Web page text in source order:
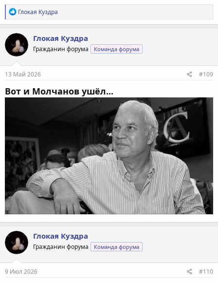
Р
е
а
к
ц
и
и
:
Глокая Куздра
Глокая Куздра
Гражданин форума Команда форума
13 Май 2026 #109
Вот и Молчанов ушёл...
Глокая Куздра
Гражданин форума Команда форума
9 Июл 2026 #110